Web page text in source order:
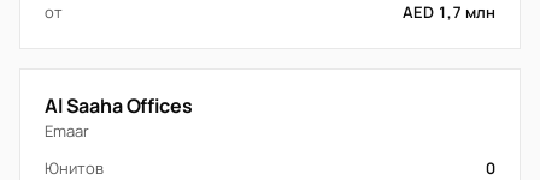
от
AED 1,7 млн
Al Saaha Offices
Emaar
Юнитов
0